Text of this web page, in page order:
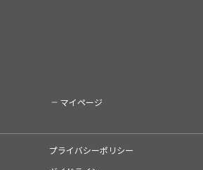
マイページ
プライバシーポリシー